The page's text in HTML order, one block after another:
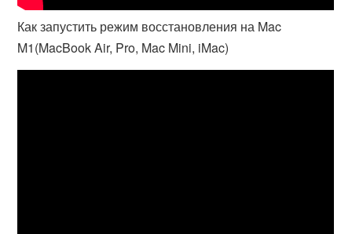
Как запустить режим восстановления на Mac
M1(MacBook Air, Pro, Mac Mini, iMac)